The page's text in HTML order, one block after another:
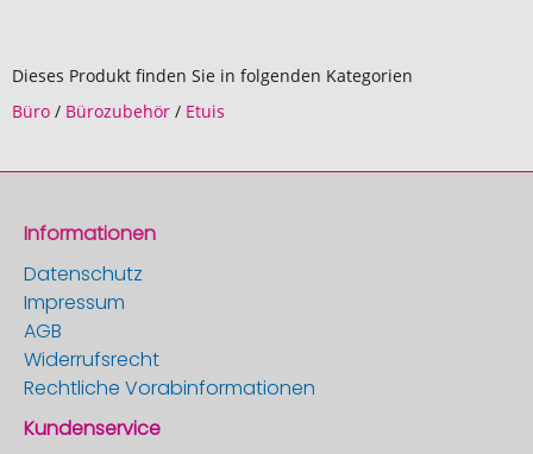
Dieses Produkt finden Sie in folgenden Kategorien
Büro / Bürozubehör / Etuis
Informationen
Datenschutz
Impressum
AGB
Widerrufsrecht
Rechtliche Vorabinformationen
Kundenservice